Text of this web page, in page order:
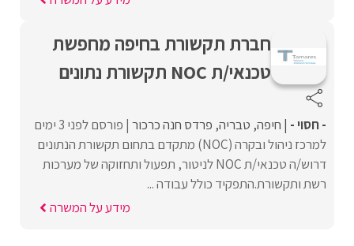
חברת תקשורת בחיפה מחפשת
טכנאי/ת NOC תקשורת נתונים
- חסוי - חיפה טבריה פרדס חנה כרכור פורסם לפני 3 ימים
למרכז ניהול ובקרה (NOC) מתקדם בתחום תקשורת הנתונים
דרוש/ה טכנאי/ת NOC לניטור, תפעול ותחזוקה של מערכות
רשת ותקשורת.התפקיד כולל עבודה ...
מידע על המשרה